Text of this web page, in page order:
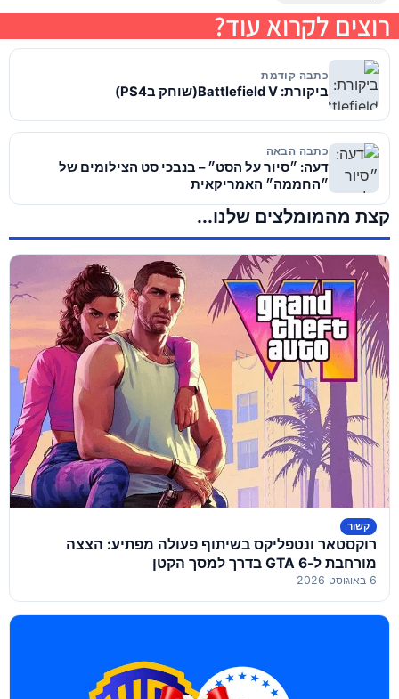
רוצים לקרוא עוד?
כתבה קודמת
ביקורת: Battlefield V(שוחק בPS4)
כתבה הבאה
דעה: ״סיור על הסט״ – בנבכי סט הצילומים של
״החממה״ האמריקאית
קצת מהמומלצים שלנו...
קשור
רוקסטאר ונטפליקס בשיתוף פעולה מפתיע: הצצה
מורחבת ל-GTA 6 בדרך למסך הקטן
6 באוגוסט 2026